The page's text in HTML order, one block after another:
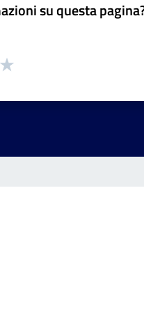
su questa